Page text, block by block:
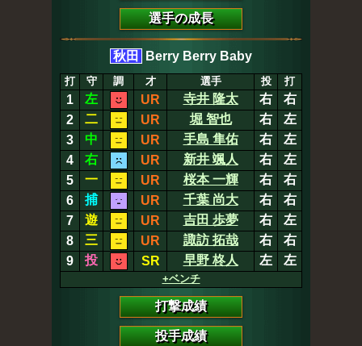
選手の成長
秋田 Berry Berry Baby
打 守 調 才 選手 投 打
1 左 UR 寺井 隆太 右
右
2
二 UR 堀 智也 右
左
3
中 UR 手島 隼佑 右
左
4
右 UR 新井 颯人 右
左
5
一 UR 桜本 一輝 右
右
6
捕 UR 千葉 尚大 右
右
7
遊 UR 吉田 歩夢 右
左
8
三 UR 諏訪 拓哉 右
右
9
投 SR 早野 柊人 左 左
+ベンチ
打撃成績
投手成績